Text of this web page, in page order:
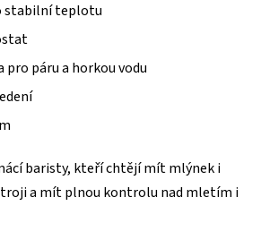
stabilní teplotu
páru a horkou vodu
baristy, kteří chtějí mít mlýnek i
a mít plnou kontrolu nad mletím i